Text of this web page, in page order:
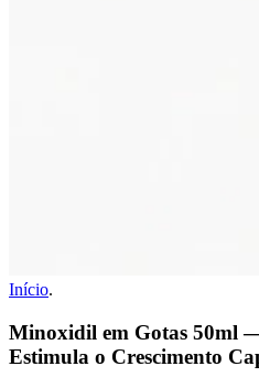
Início.
Minoxidil em Gotas 50ml
Estimula o Crescimento